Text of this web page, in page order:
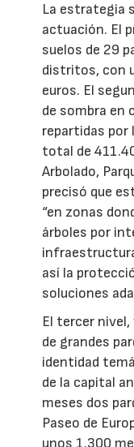
La estrategia
actuación. El
suelos de 29
distritos, con
euros. El
de sombra en
repartidas por
total de
Arbolado,
precisó que
“en zonas
árboles por
así la
soluciones
El tercer
de grandes
identidad
de la capital
meses dos
Paseo de
unos 1.300